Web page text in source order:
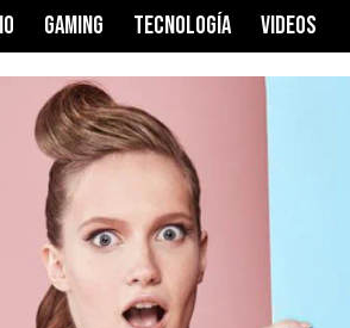
GAMING TECNOLOGÍA VIDEOS